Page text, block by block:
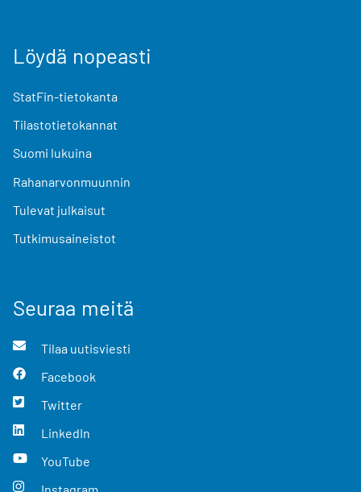
Löydä nopeasti
StatFin-tietokanta
Tilastotietokannat
Suomi lukuina
Rahanarvonmuunnin
Tulevat julkaisut
Tutkimusaineistot
Seuraa meitä
Tilaa uutisviesti
Facebook
Twitter
LinkedIn
YouTube